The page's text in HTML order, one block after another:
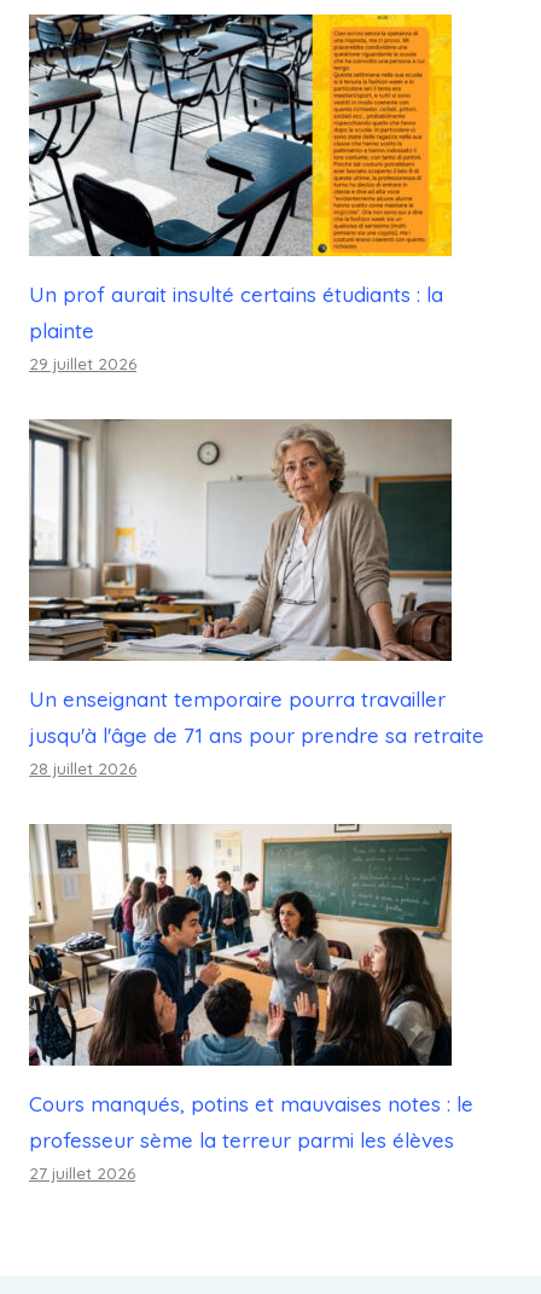
Un prof aurait insulté certains étudiants : la
plainte
29 juillet 2026
Un enseignant temporaire pourra travailler
jusqu'à l'âge de 71 ans pour prendre sa retraite
28 juillet 2026
Cours manqués, potins et mauvaises notes : le
professeur sème la terreur parmi les élèves
27 juillet 2026